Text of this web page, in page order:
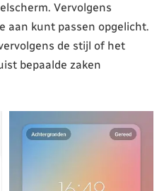
Vervolgens
aan kunt passen opgelicht.
de stijl of het
bepaalde zaken